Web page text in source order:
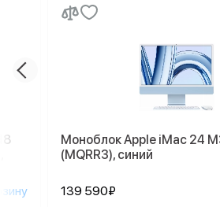
Моноблок Apple iMac 24
(MQRR3), синий
139 590₽